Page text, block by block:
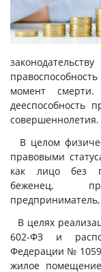
момент смерти.
дееспособность
совершеннолетия.
В целом
правовыми
как лицо без
беженец,
В целях
602-ФЗ и
Федерации №
жилое